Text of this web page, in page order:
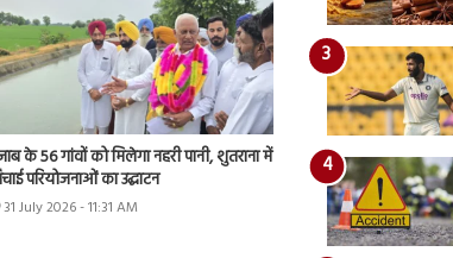
के 56 गांवों को मिलेगा नहरी पानी, शुतराना में
परियोजनाओं का उद्घाटन
31 July 2026 - 11:31 AM